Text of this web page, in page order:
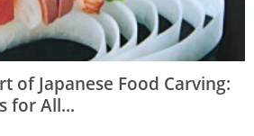
of Japanese Food Carving:
for All...